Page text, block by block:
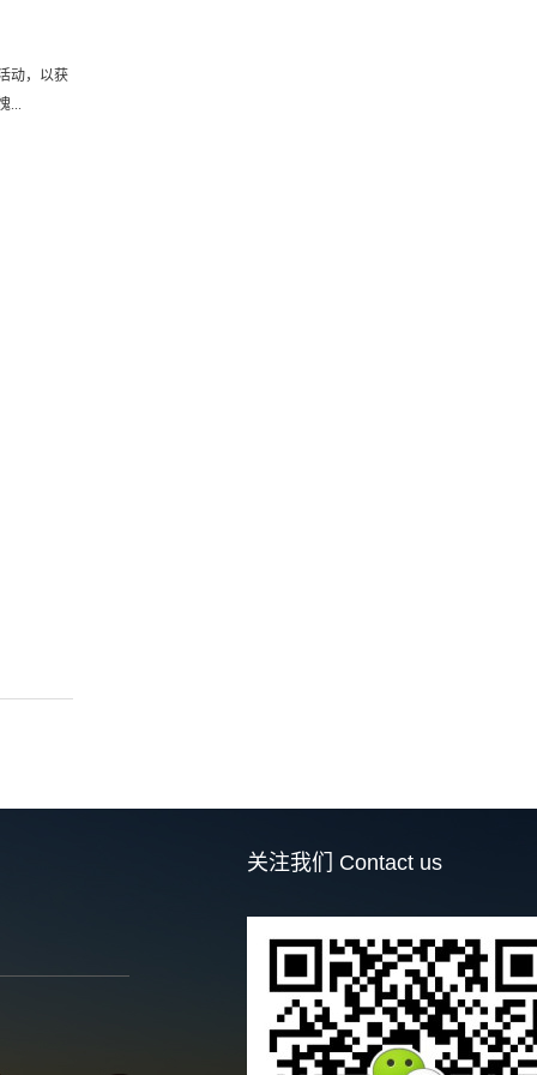
动，以获
...
关注我们 Contact us